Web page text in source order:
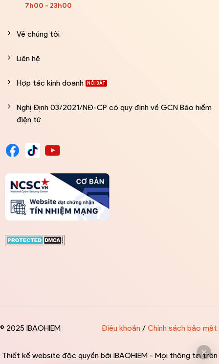
7h00 - 23h00
Về chúng tôi
Liên hệ
Hợp tác kinh doanh
Nghị Định 03/2021/NĐ-CP có quy định về GCN Bảo hiểm
điện tử
© 2025 IBAOHIEM
Thiết kế website độc quyền bởi IBAOHIEM - Mọi thông tin trên
Điều khoản/ Chính sách bảo mật